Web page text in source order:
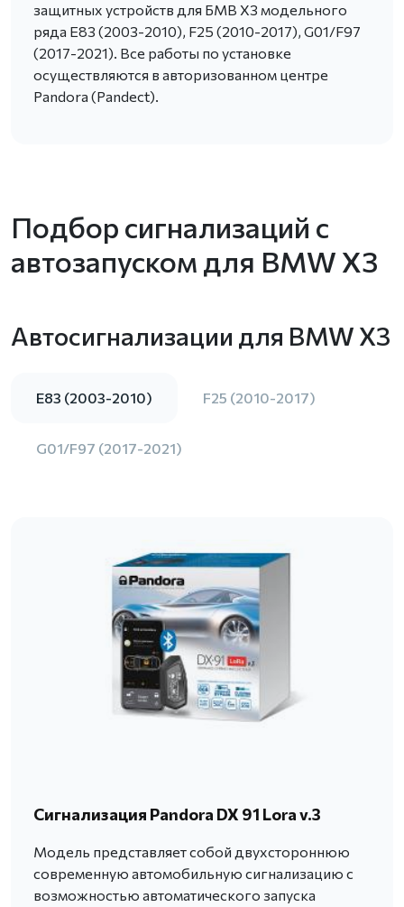
защитных устройств для БМВ X3 модельного
ряда E83 (2003-2010), F25 (2010-2017), G01/F97
(2017-2021). Все работы по установке
осуществляются в авторизованном центре
Pandora (Pandect).
Подбор сигнализаций с
автозапуском для BMW X3
Автосигнализации для BMW X3
E83 (2003-2010) F25 (2010-2017)
G01/F97 (2017-2021)
Сигнализация Pandora DX 91 Lora v.3
Модель представляет собой двухстороннюю
современную автомобильную сигнализацию с
возможностью автоматического запуска